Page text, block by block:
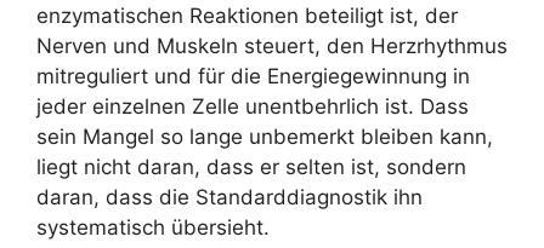
enzymatischen Reaktionen beteiligt ist, der
Nerven und Muskeln steuert, den Herzrhythmus
mitreguliert und für die Energiegewinnung in
jeder einzelnen Zelle unentbehrlich ist. Dass
sein Mangel so lange unbemerkt bleiben kann,
liegt nicht daran, dass er selten ist, sondern
daran, dass die Standarddiagnostik ihn
systematisch übersieht.